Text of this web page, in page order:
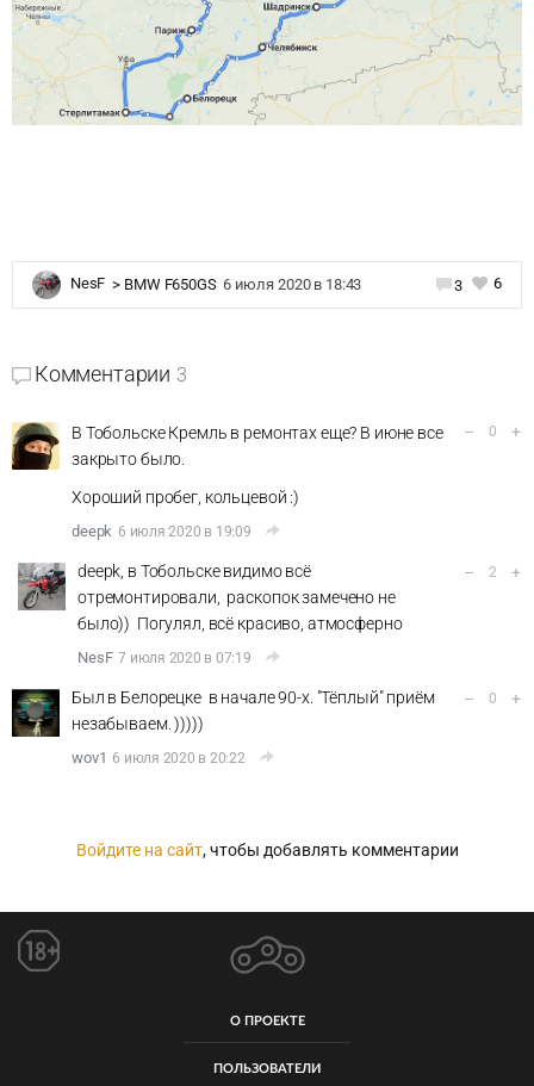
NesF > BMW F650GS 6 июля 2020 в 18:43 3 6
Комментарии 3
В Тобольске Кремль в ремонтах еще? В июне все
закрыто было.
Хороший пробег, кольцевой :)
deepk 6 июля 2020 в 19:09
– 0 +
deepk, в Тобольске видимо всё
отремонтировали, раскопок замечено не
было)) Погулял, всё красиво, атмосферно
NesF 7 июля 2020 в 07:19
– 2 +
Был в Белорецке в начале 90-х. "Тёплый" приём
незабываем. )))))
wov1 6 июля 2020 в 20:22
– 0 +
Войдите на сайт, чтобы добавлять комментарии
О ПРОЕКТЕ
ПОЛЬЗОВАТЕЛИ